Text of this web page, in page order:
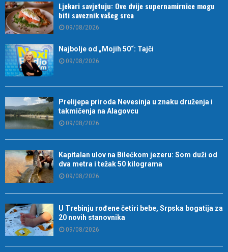
Ljekari savjetuju: Ove dvije supernamirnice mogu
biti saveznik vašeg srca
09/08/2026
Najbolje od „Mojih 50“: Tajči
09/08/2026
Prelijepa priroda Nevesinja u znaku druženja i
takmičenja na Alagovcu
09/08/2026
Kapitalan ulov na Bilećkom jezeru: Som duži od
dva metra i težak 50 kilograma
09/08/2026
U Trebinju rođene četiri bebe, Srpska bogatija za
20 novih stanovnika
09/08/2026